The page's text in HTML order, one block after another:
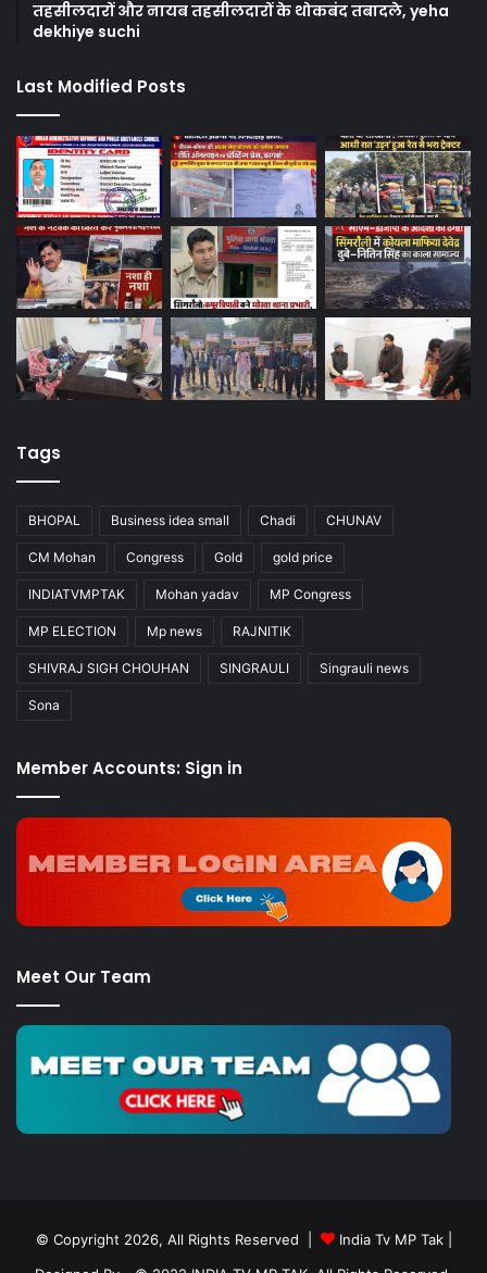
तहसीलदारों और नायब तहसीलदारों के थोकबंद तबादले, yeha
dekhiye suchi
Last Modified Posts
Tags
BHOPAL Business idea small Chadi CHUNAV
CM Mohan Congress Gold gold price
INDIATVMPTAK Mohan yadav MP Congress
MP ELECTION Mp news RAJNITIK
SHIVRAJ SIGH CHOUHAN SINGRAULI Singrauli news
Sona
Member Accounts: Sign in
Meet Our Team
© Copyright 2026, All Rights Reserved | India Tv MP Tak|